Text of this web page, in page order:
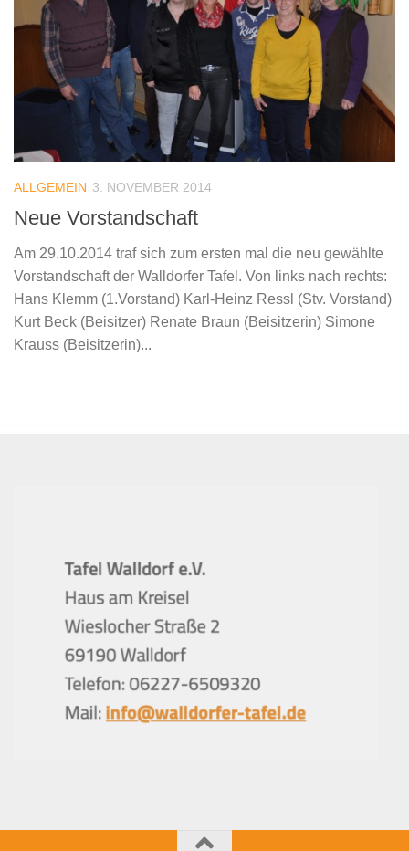
ALLGEMEIN 3. NOVEMBER 2014
Neue Vorstandschaft
Am 29.10.2014 traf sich zum ersten mal die neu gewählte
Vorstandschaft der Walldorfer Tafel. Von links nach rechts:
Hans Klemm (1.Vorstand) Karl-Heinz Ressl (Stv. Vorstand)
Kurt Beck (Beisitzer) Renate Braun (Beisitzerin) Simone
Krauss (Beisitzerin)...